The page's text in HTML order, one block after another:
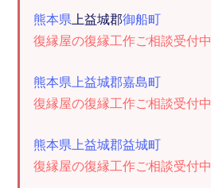
熊本県 上益城郡御船町
復縁屋の復縁工作ご相談受付中
熊本県上益城郡嘉島町
復縁屋の復縁工作ご相談受付中
熊本県上益城郡益城町
復縁屋の復縁工作ご相談受付中